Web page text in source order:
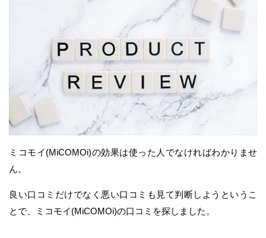
ミコモイ(MiCOMOi)の効果は使った人でなければわかりませ
ん。
良い口コミだけでなく悪い口コミも見て判断しようというこ
とで、ミコモイ(MiCOMOi)の口コミを探しました。